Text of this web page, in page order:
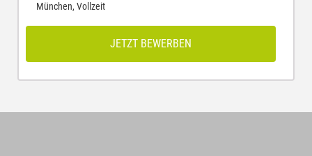
München, Vollzeit
JETZT BEWERBEN